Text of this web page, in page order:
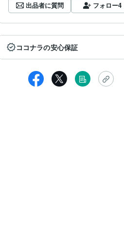
出品者に質問 フォロー4
ココナラの安心保証